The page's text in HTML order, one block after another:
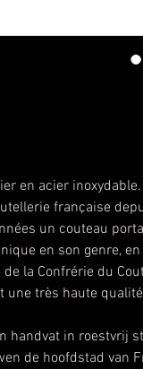
en acier inoxydable.
française
un couteau
en son genre,
la Confrérie du
une très haute
handvat in roestvrij
de hoofdstad van